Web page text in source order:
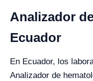
Analizador
Ecuador
En Ecuador, los
Analizador de